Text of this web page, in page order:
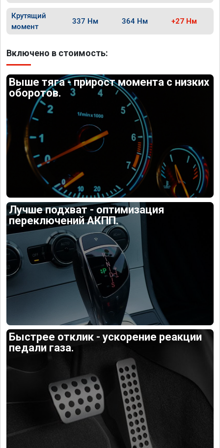
Крутящий
момент
337 Нм 364 Нм +27 Нм
Включено в стоимость:
Выше тяга - прирост момента с низких
оборотов.
Лучше подхват - оптимизация
переключений АКПП.
Быстрее отклик - ускорение реакции
педали газа.